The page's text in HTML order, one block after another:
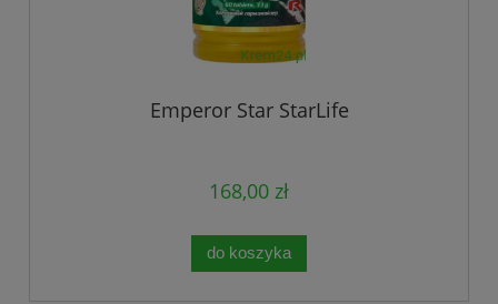
Emperor Star StarLife
168,00 zł
do koszyka